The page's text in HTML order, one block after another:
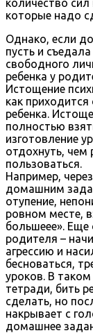
количество
которые надо
Однако, если
пусть и
свободного
ребенка у
Истощение
как
ребенка.
полностью
изготовление
отдохнуть, чем
пользоваться.
Например,
домашним
отупение,
ровном месте,
большеее». Еще
родителя –
агрессию и
бесноваться,
уроков. В
тетради, бить
сделать, но
накрывает с
домашнее